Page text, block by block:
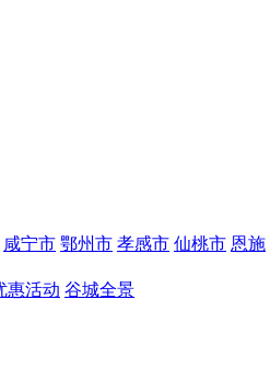
咸宁市 鄂州市 孝感市 仙桃市 恩施
惠活动 谷城全景